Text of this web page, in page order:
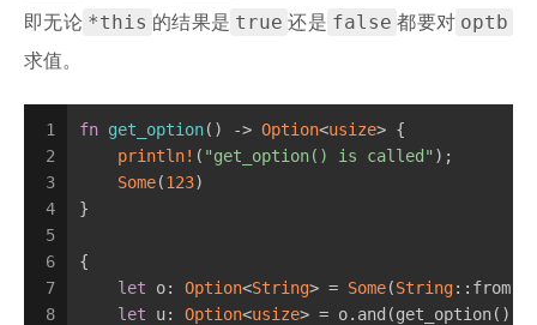
即无论 *this 的结果是 true 还是 false 都要对 optb
求值。
1
2
3
4
5
6
7
8
fn get_option() -> Option<usize> {
println! ( "get_option() is called" );
Some(123)
}
{
let o: Option<String> = Some(String::from(
let u: Option<usize> = o.and(get_option());